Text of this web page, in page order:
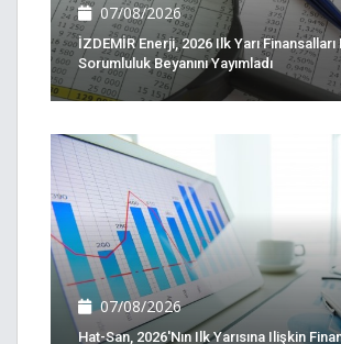
07/08/2026
İZDEMİR Enerji, 2026 Ilk Yarı Finansalları
Sorumluluk Beyanını Yayımladı
07/08/2026
Hat-San, 2026'nın Ilk Yarısına Ilişkin